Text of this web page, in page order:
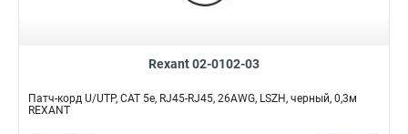
Rexant 02-0102-03
Патч-корд U/UTP, CAT 5e, RJ45-RJ45, 26AWG, LSZH, черный, 0,3м
REXANT